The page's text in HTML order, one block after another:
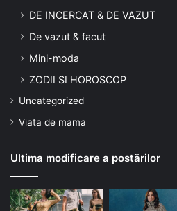
DE INCERCAT & DE VAZUT
De vazut & facut
Mini-moda
ZODII SI HOROSCOP
Uncategorized
Viata de mama
Ultima modificare a postărilor